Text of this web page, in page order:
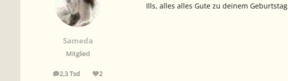
Sameda
Mitglied
2,3 Tsd
Beiträge 2
Reputation
Ills, alles alles Gute zu deinem Geburtstag